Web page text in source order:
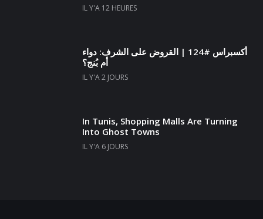
IL Y'A 12 HEURES
أكسبراس #124 | القروض على الشرف: دواء
أم بُنج؟
IL Y'A 2 JOURS
In Tunis, Shopping Malls Are Turning
Into Ghost Towns
IL Y'A 6 JOURS